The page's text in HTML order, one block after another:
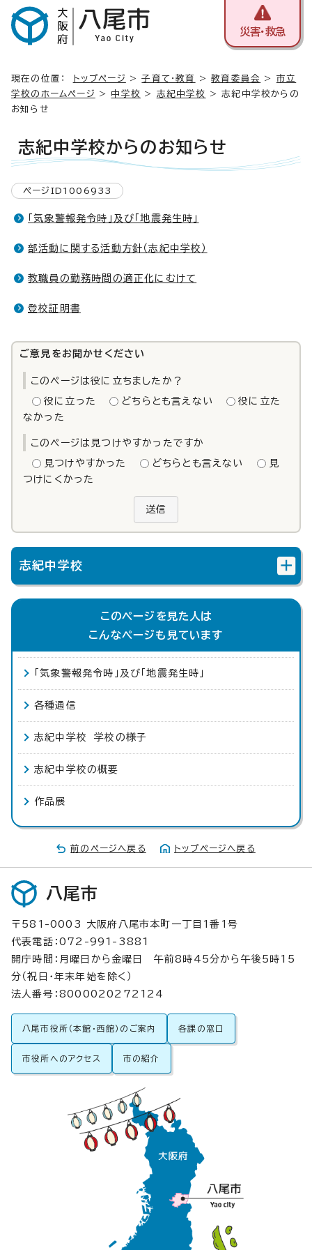
災害・救急
現在の位置： トップページ >子育て・教育 >教育委員会 > 市立
学校のホームページ
> 中学校 > 志紀中学校
> 志紀中学校からの
お知らせ
志紀中学校からのお知らせ
ページID1006933
「気象警報発令時」及び「地震発生時」
部活動に関する活動方針（志紀中学校）
教職員の勤務時間の適正化にむけて
登校証明書
ご意見をお聞かせください
このページは役に立ちましたか？
役に立った どちらとも言えない
役に立た
なかった
このページは見つけやすかったですか
見つけやすかった どちらとも言えない
見
つけにくかった
送信
志紀中学校
このページを見た人は
こんなページも見ています
「気象警報発令時」及び「地震発生時」
各種通信
志紀中学校 学校の様子
志紀中学校の概要
作品展
前のページへ戻る トップページへ戻る
八尾市
〒581-0003 大阪府八尾市本町一丁目1番1号
代表電話：072-991-3881
開庁時間：月曜日から金曜日 午前8時45分から午後5時15
分（祝日・年末年始を除く）
法人番号：8000020272124
八尾市役所（本館・西館）のご案内 各課の窓口
市役所へのアクセス 市の紹介